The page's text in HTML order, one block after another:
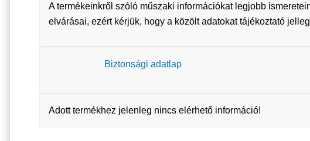
A termékeinkről szóló műszaki információkat legjobb
elvárásai, ezért kérjük, hogy a közölt adatokat tájékoztató
Biztonsági adatlap
Adott termékhez jelenleg nincs elérhető információ!